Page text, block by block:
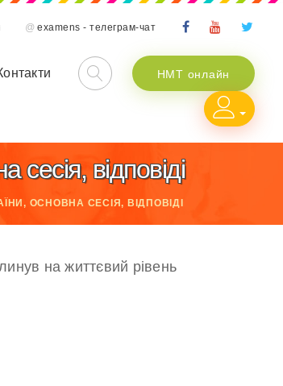
@ examens - телеграм-чат
НМТ онлайн
відповіді
ОСНОВНА СЕСІЯ, ВІДПОВІДІ
на життєвий рівень